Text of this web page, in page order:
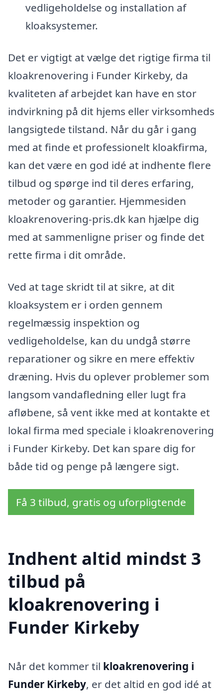
vedligeholdelse og installation af
kloaksystemer.
Det er vigtigt at vælge det rigtige firma til
kloakrenovering i Funder Kirkeby, da
kvaliteten af arbejdet kan have en stor
indvirkning på dit hjems eller virksomheds
langsigtede tilstand. Når du går i gang
med at finde et professionelt kloakfirma,
kan det være en god idé at indhente flere
tilbud og spørge ind til deres erfaring,
metoder og garantier. Hjemmesiden
kloakrenovering-pris.dk kan hjælpe dig
med at sammenligne priser og finde det
rette firma i dit område.
Ved at tage skridt til at sikre, at dit
kloaksystem er i orden gennem
regelmæssig inspektion og
vedligeholdelse, kan du undgå større
reparationer og sikre en mere effektiv
dræning. Hvis du oplever problemer som
langsom vandafledning eller lugt fra
afløbene, så vent ikke med at kontakte et
lokal firma med speciale i kloakrenovering
i Funder Kirkeby. Det kan spare dig for
både tid og penge på længere sigt.
Få 3 tilbud, gratis og uforpligtende
Indhent altid mindst 3
tilbud på
kloakrenovering i
Funder Kirkeby
Når det kommer til kloakrenovering i
Funder Kirkeby, er det altid en god idé at